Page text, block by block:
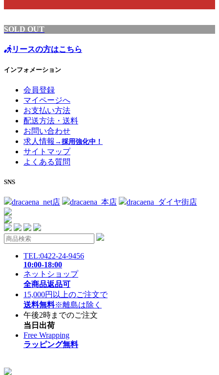
SOLD OUT
リースの方はこちら
インフォメーション
会員登録
マイページへ
お支払い方法
配送方法・送料
お問い合わせ
求人情報 →採用強化中！
サイトマップ
よくある質問
SNS
dracaena_net店 dracaena_本店 dracaena_ダイヤ街店
TEL:0422-24-9456
10:00-18:00
ネットショップ
全商品返品可
15,000円以上のご注文で
送料無料※離島は除く
午後2時までのご注文
当日出荷
Free Wrapping
ラッピング無料